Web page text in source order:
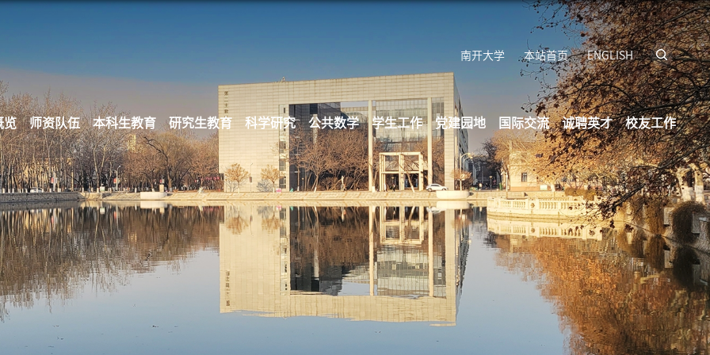
南开大学 本站首页 ENGLISH
览 师资队伍 本科生教育 研究生教育 科学研究 公共数学 学生工作 党建园地 国际交流 诚聘英才 校友工作